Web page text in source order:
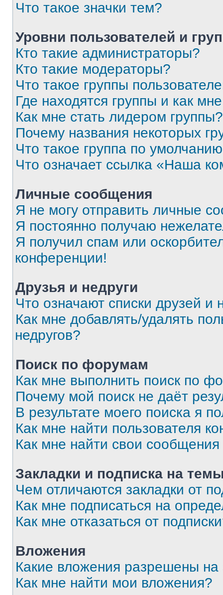
Что такое значки тем?
Уровни пользователей и
Кто такие администраторы?
Кто такие модераторы?
Что такое группы
Где находятся группы и как
Как мне стать лидером группы?
Почему названия некоторых
Что такое группа по
Что означает ссылка «Наша
Личные сообщения
Я не могу отправить личные
Я постоянно получаю
Я получил спам или
конференции!
Друзья и недруги
Что означают списки друзей и
Как мне добавлять/удалять
недругов?
Поиск по форумам
Как мне выполнить поиск по
Почему мой поиск не даёт
В результате моего поиска я
Как мне найти пользователя
Как мне найти свои
Закладки и подписка на
Чем отличаются закладки от
Как мне подписаться на
Как мне отказаться от
Вложения
Какие вложения разрешены
Как мне найти мои вложения?